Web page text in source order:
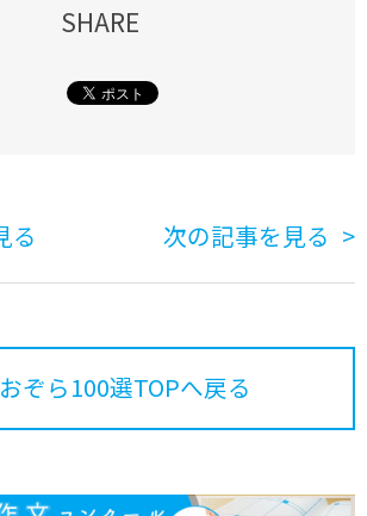
SHARE
る 次の記事を見る
ぞら100選TOPへ戻る